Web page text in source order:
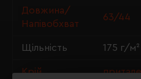
Довжина/
Напівобхват
63/44
Щільність 175 г/м²
Крій